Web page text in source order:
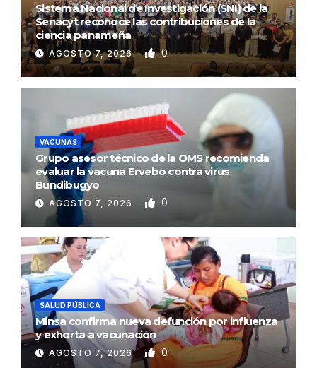
Sistema Nacional de Investigación (SNI) de la
Senacyt reconoce las contribuciones de la
ciencia panameña
AGOSTO 7, 2026 0
VACUNAS
Grupo asesor técnico de la OMS recomienda
evaluar la vacuna Ervebo contra virus
Bundibugyo
AGOSTO 7, 2026 0
SALUD PÚBLICA
Minsa confirma nueva defunción por influenza
y exhorta a vacunación
AGOSTO 7, 2026 0